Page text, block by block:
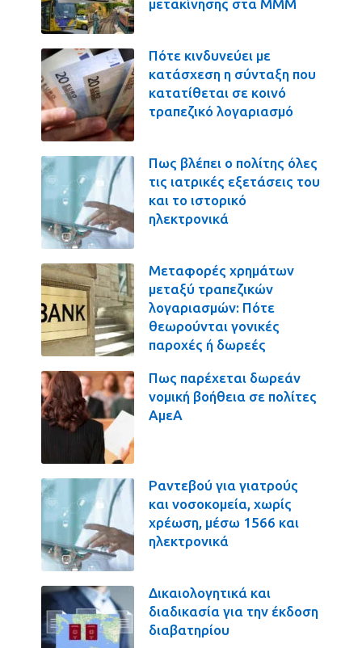
μετακίνησης στα ΜΜΜ
Πότε κινδυνεύει με
κατάσχεση η σύνταξη που
κατατίθεται σε κοινό
τραπεζικό λογαριασμό
Πως βλέπει ο πολίτης όλες
τις ιατρικές εξετάσεις του
και το ιστορικό
ηλεκτρονικά
Μεταφορές χρημάτων
μεταξύ τραπεζικών
λογαριασμών: Πότε
θεωρούνται γονικές
παροχές ή δωρεές
Πως παρέχεται δωρεάν
νομική βοήθεια σε πολίτες
ΑμεΑ
Ραντεβού για γιατρούς
και νοσοκομεία, χωρίς
χρέωση, μέσω 1566 και
ηλεκτρονικά
Δικαιολογητικά και
διαδικασία για την έκδοση
διαβατηρίου